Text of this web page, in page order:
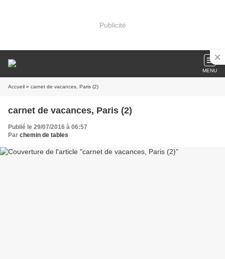
Publicité
MENU
Accueil » carnet de vacances, Paris (2)
carnet de vacances, Paris (2)
Publié le 29/07/2016 à 06:57
Par chemin de tables